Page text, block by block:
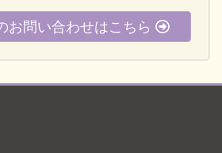
お問い合わせはこちら